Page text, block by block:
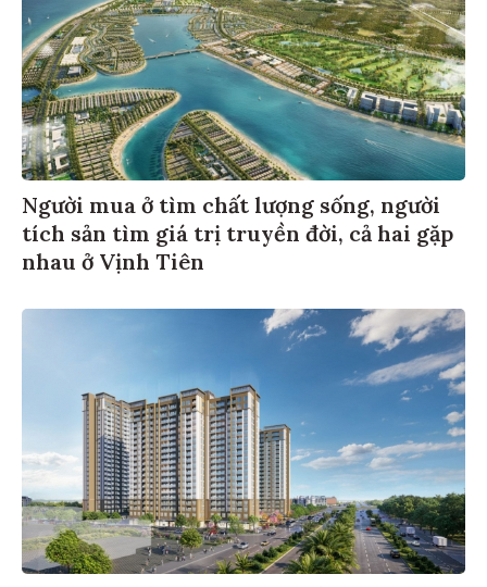
Người mua ở tìm chất lượng sống, người
tích sản tìm giá trị truyền đời, cả hai gặp
nhau ở Vịnh Tiên